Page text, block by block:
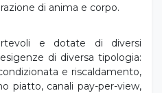
di anima e corpo.
e dotate di diversi
di diversa tipologia:
e riscaldamento,
piatto, canali pay-per-view,